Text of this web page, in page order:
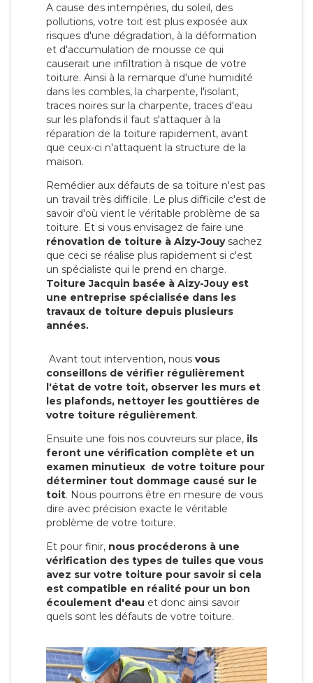
A cause des intempéries, du soleil, des
pollutions, votre toit est plus exposée aux
risques d'une dégradation, à la déformation
et d'accumulation de mousse ce qui
causerait une infiltration à risque de votre
toiture. Ainsi à la remarque d'une humidité
dans les combles, la charpente, l'isolant,
traces noires sur la charpente, traces d'eau
sur les plafonds il faut s'attaquer à la
réparation de la toiture rapidement, avant
que ceux-ci n'attaquent la structure de la
maison.
Remédier aux défauts de sa toiture n'est pas
un travail très difficile. Le plus difficile c'est de
savoir d'où vient le véritable problème de sa
toiture. Et si vous envisagez de faire une
rénovation de toiture à Aizy-Jouysachez
que ceci se réalise plus rapidement si c'est
un spécialiste qui le prend en charge.
Toiture Jacquin basée à Aizy-Jouy est
une entreprise spécialisée dans les
travaux de toiture depuis plusieurs
années.
Avant tout intervention, nous vous
conseillons de vérifier régulièrement
l'état de votre toit, observer les murs et
les plafonds, nettoyer les gouttières de
votre toiture régulièrement.
Ensuite une fois nos couvreurs sur place, ils
feront une vérification complète et un
examen minutieux de votre toiture pour
déterminer tout dommage causé sur le
toit. Nous pourrons être en mesure de vous
dire avec précision exacte le véritable
problème de votre toiture.
Et pour finir, nous procéderons à une
vérification des types de tuiles que vous
avez sur votre toiture pour savoir si cela
est compatible en réalité pour un bon
écoulement d'eau et donc ainsi savoir
quels sont les défauts de votre toiture.